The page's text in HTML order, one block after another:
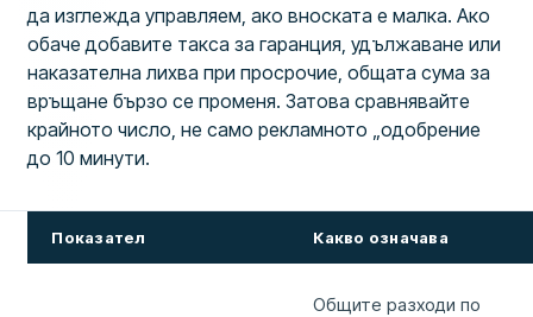
да изглежда управляем, ако вноската е малка. Ако
обаче добавите такса за гаранция, удължаване или
наказателна лихва при просрочие, общата сума за
връщане бързо се променя. Затова сравнявайте
крайното число, не само рекламното „одобрение
до 10 минути.
Показател Какво означава
Общите разходи по